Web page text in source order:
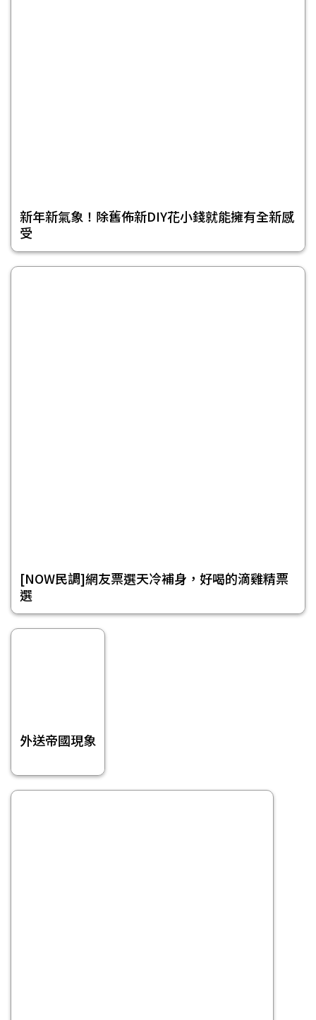
新年新氣象！除舊佈新DIY花小錢就能擁有全新感
受
[NOW民調]網友票選天冷補身，好喝的滴雞精票
選
外送帝國現象